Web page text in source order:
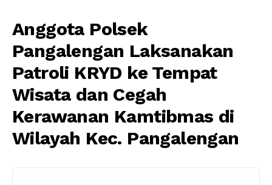
Anggota Polsek
Pangalengan Laksanakan
Patroli KRYD ke Tempat
Wisata dan Cegah
Kerawanan Kamtibmas di
Wilayah Kec. Pangalengan